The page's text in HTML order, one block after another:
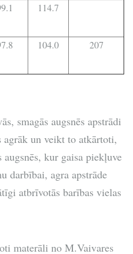
114.7
104.0 207
smagās augsnēs apstrādi
agrāk un veikt to atkārtoti,
kur gaisa piekļuve
darbībai, agra apstrāde
atbrīvotās barības vielas
materāli no M.Vaivares